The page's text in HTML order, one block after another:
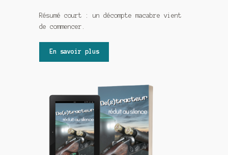
Résumé court : un décompte macabre vient
de commencer.
En savoir plus